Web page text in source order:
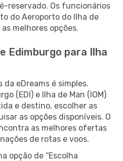
reservado. Os funcionários
do Aeroporto do Ilha de
melhores opções.
Edimburgo para Ilha
da eDreams é simples.
(EDI) e Ilha de Man (IOM)
e destino, escolher as
as opções disponíveis. O
as melhores ofertas
de rotas e voos.
opção de “Escolha